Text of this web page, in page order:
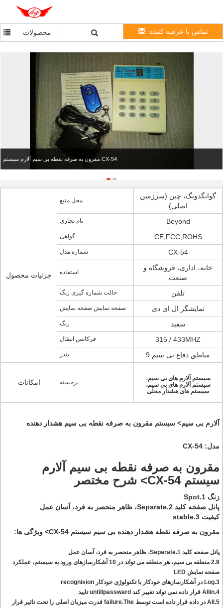
محصولات تماس با عرضه کننده
مقرون به صرفه نقطه بی سیم آلارم سیستم CX-54
جزئیات محصول
محل منبع
گوانگدونگ، چین (سرزمین
اصلی)
نام تجاری Beyond
گواهی CE,FCC,ROHS
شماره مدل CX-54
استفاده
خانه، اداری، فروشگاه و
صنعت
حالت شماره گیری زنگ تلفن
صفحه نمایش صفحه نمایش نمایشگر ال ای دی
رنگ سفید
فرکانس انتقال 315 / 433MHZ
بندر 9 مناطق دفاع بی سیم
امکانات برجسته:
سیستم آلارم های بی سیم،
سیستم آلارم های بی سیم،
سیستم های هشدار محلی
آلارم بی سیم> سیستم مقرون به صرفه نقطه بی سیم هشدار دهنده
مدل: CX-54
مقرون به صرفه نقطه بی سیم آلارم
سیستم CX-54> شرح مختصر
زنگ 1.Spot
پانل صفحه کلید 2.Separate، ظاهر منحصر به فرد، آسان عمل
کیفیت 3.stable
مقرون به صرفه نقطه هشدار دهنده بی سیم سیستم CX-54> ویژگی ها:
پانل صفحه کلید 1.Separate، ظاهر منحصر به فرد، آسان عمل
2.9 منطقه بی سیم، هر منطقه می تواند در 10 آشکارسازهای ورود به سیستم، عملکرد
صفحه نمایش LED
3.Log در آشکارسازهای خودکار با تکنولوژی خودکار recognision
4.Allin قرار داده نمی تواند تغییر کند untillpassward تایید
5.All در داده قرار داده است توسط failure.The قدرت میزبان اصلی را تحت تاثیر قرار